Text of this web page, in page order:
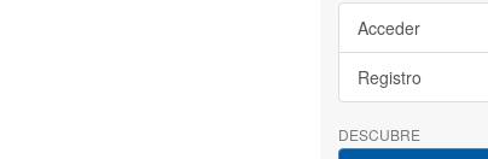
Acceder
Registro
DESCUBRE